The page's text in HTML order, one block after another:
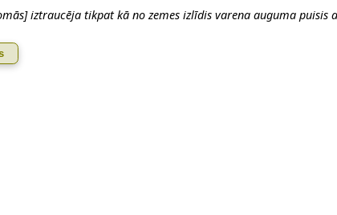
iztraucēja tikpat kā no zemes izlīdis varena auguma puisis